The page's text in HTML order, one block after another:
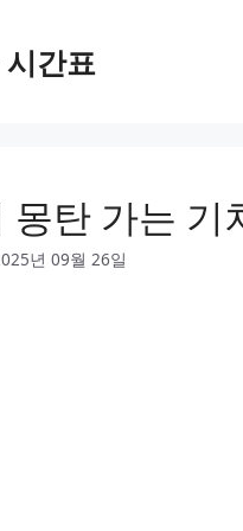
간표
몽탄 가는 기
년 09월 26일